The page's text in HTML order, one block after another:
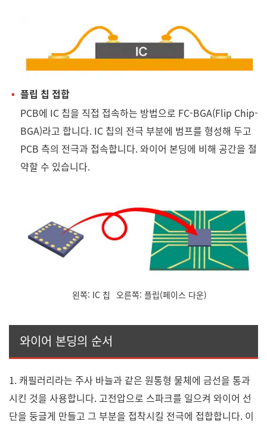
플립 칩 접합
PCB에 IC 칩을 직접 접속하는 방법으로 FC-BGA(Flip Chip-
BGA)라고 합니다. IC 칩의 전극 부분에 범프를 형성해 두고
PCB 측의 전극과 접속합니다. 와이어 본딩에 비해 공간을 절
약할 수 있습니다.
왼쪽: IC 칩 오른쪽: 플립(페이스 다운)
와이어 본딩의 순서
1. 캐필러리라는 주사 바늘과 같은 원통형 물체에 금선을 통과
시킨 것을 사용합니다. 고전압으로 스파크를 일으켜 와이어 선
단을 둥글게 만들고 그 부분을 접착시킬 전극에 접합합니다. 이